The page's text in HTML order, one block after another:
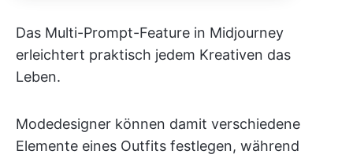
Das Multi-Prompt-Feature in Midjourney
erleichtert praktisch jedem Kreativen das
Leben.
Modedesigner können damit verschiedene
Elemente eines Outfits festlegen, während